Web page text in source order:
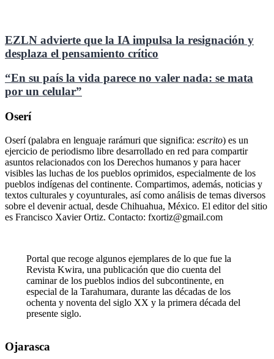
EZLN advierte que la IA impulsa la resignación y
desplaza el pensamiento crítico
“En su país la vida parece no valer nada: se mata
por un celular”
Oserí
Oserí (palabra en lenguaje rarámuri que significa: escrito) es un
ejercicio de periodismo libre desarrollado en red para compartir
asuntos relacionados con los Derechos humanos y para hacer
visibles las luchas de los pueblos oprimidos, especialmente de los
pueblos indígenas del continente. Compartimos, además, noticias y
textos culturales y coyunturales, así como análisis de temas diversos
sobre el devenir actual, desde Chihuahua, México. El editor del sitio
es Francisco Xavier Ortiz. Contacto: fxortiz@gmail.com
Portal que recoge algunos ejemplares de lo que fue la
Revista Kwira, una publicación que dio cuenta del
caminar de los pueblos indios del subcontinente, en
especial de la Tarahumara, durante las décadas de los
ochenta y noventa del siglo XX y la primera década del
presente siglo.
Ojarasca